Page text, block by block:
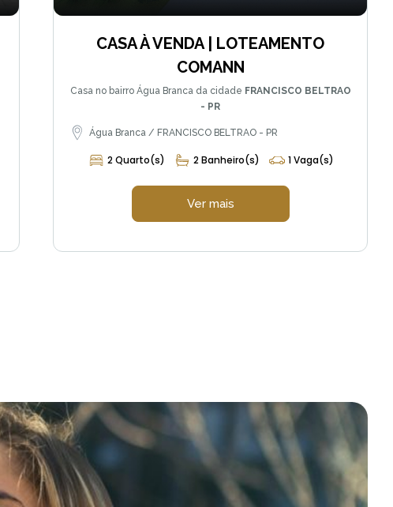
CASA À VENDA | LOTEAMENTO
COMANN
Casa no bairro Água Branca da cidade FRANCISCO BELTRAO
- PR
Água Branca / FRANCISCO BELTRAO - PR
2 Quarto(s) 2 Banheiro(s) 1 Vaga(s)
Ver mais